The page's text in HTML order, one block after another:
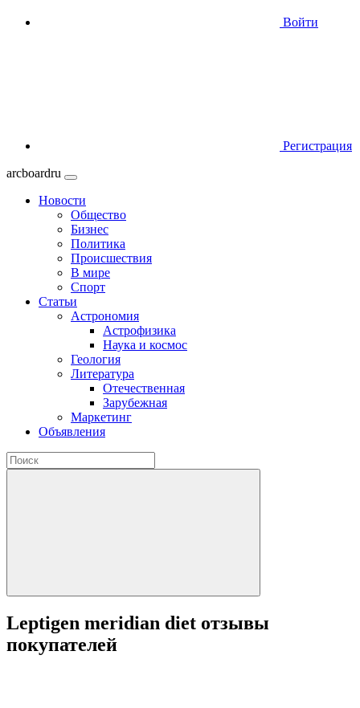
Войти
Регистрация
arcboardru
Новости
Общество
Бизнес
Политика
Происшествия
В мире
Спорт
Статьи
Астрономия
Астрофизика
Наука и космос
Геология
Литература
Отечественная
Зарубежная
Маркетинг
Объявления
Leptigen meridian diet отзывы
покупателей